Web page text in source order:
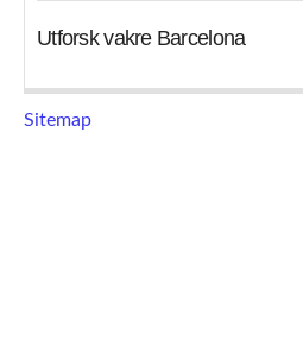
Utforsk vakre Barcelona
Sitemap